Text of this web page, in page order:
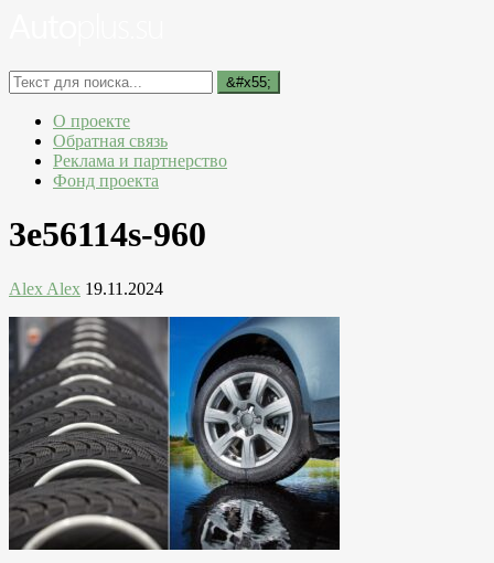
О проекте
Обратная связь
Реклама и партнерство
Фонд проекта
3e56114s-960
Alex Alex 19.11.2024